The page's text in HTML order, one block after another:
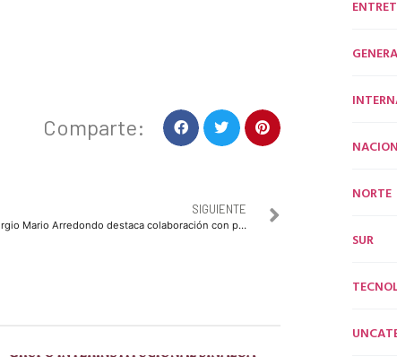
Comparte:
SIGUIENTE
Sergio Mario Arredondo destaca colaboración con profesionistas para impulsar proyectos académicos
NORTE
SUR